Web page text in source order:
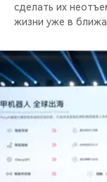
сделать их
жизни уже в